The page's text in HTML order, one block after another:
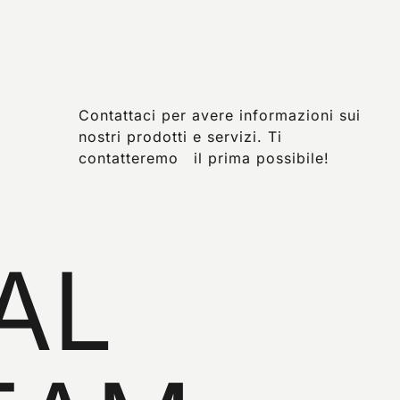
Contattaci per avere informazioni sui
nostri prodotti e servizi. Ti
contatteremo il prima possibile!